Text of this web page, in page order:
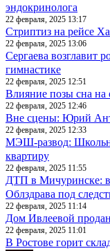
эндокринолога
22 февраля, 2025 13:17
Стриптиз на рейсе
22 февраля, 2025 13:06
Сергаева возглавит
гимнастике
22 февраля, 2025 12:51
Влияние позы сна на
22 февраля, 2025 12:46
Вне сцены: Юрий
22 февраля, 2025 12:33
МЭШ-развод:
квартиру
22 февраля, 2025 11:55
ДТП в Мичуринске:
Облздрава под
22 февраля, 2025 11:14
Дом Ивлеевой
22 февраля, 2025 11:01
В Ростове горит